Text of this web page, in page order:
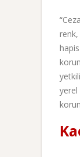
renk,
yerel